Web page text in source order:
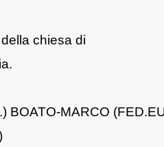
chiesa di
BOATO-MARCO